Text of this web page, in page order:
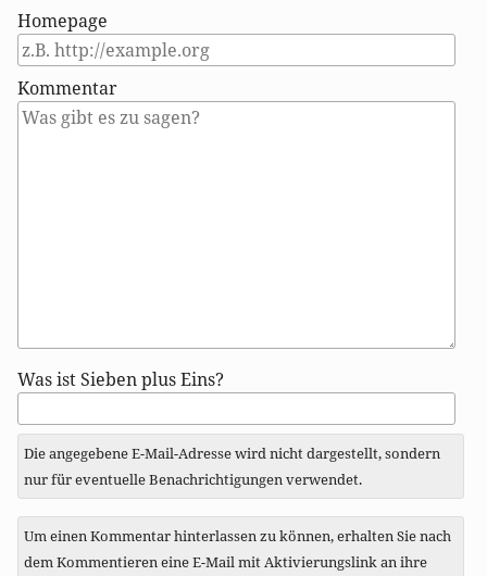
Homepage
Kommentar
Antwort
Was ist Sieben plus Eins?
Die angegebene E-Mail-Adresse wird nicht dargestellt, sondern
nur für eventuelle Benachrichtigungen verwendet.
Um einen Kommentar hinterlassen zu können, erhalten Sie nach
dem Kommentieren eine E-Mail mit Aktivierungslink an ihre